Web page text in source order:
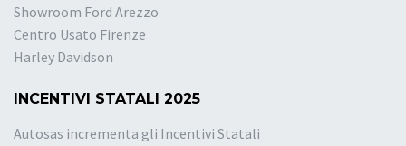
Showroom Ford Arezzo
Centro Usato Firenze
Harley Davidson
INCENTIVI STATALI 2025
Autosas incrementa gli Incentivi Statali